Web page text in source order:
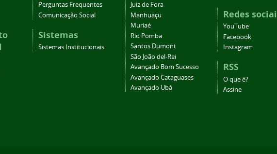
Perguntas Frequentes
Comunicação Social
Sistemas
Sistemas Institucionais
Juiz de Fora
Manhuaçu
Muriaé
Rio Pomba
Santos Dumont
São João del-Rei
Avançado Bom Sucesso
Avançado Cataguases
Avançado Ubá
Redes
YouTube
Facebook
Instagram
RSS
O que é?
Assine